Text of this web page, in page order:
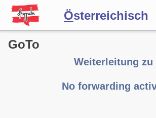
Österreichisch
Wörterbuch
GoTo
Weiterleitung zu
No forwarding